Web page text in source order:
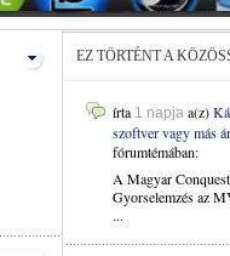
EZ TÖRTÉNT A
írta 1 napja a(z)
szoftver vagy más
fórumtémában:
A Magyar Conquest
Gyorselemzés az
...